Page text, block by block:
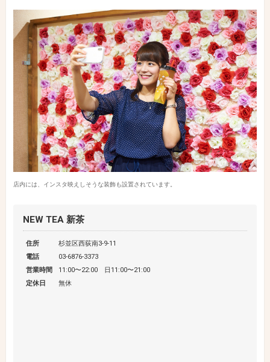
店内には、インスタ映えしそうな装飾も設置されています。
NEW TEA 新茶
住所
杉並区西荻南3-9-11
電話
03-6876-3373
営業時間
11:00〜22:00 日11:00〜21:00
定休日
無休